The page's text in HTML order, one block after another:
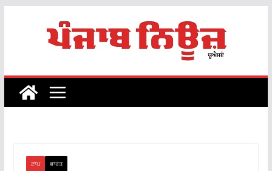
ਟਾਪ ਭਾਰਤ